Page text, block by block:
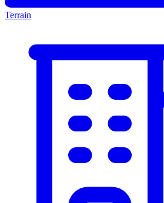
Terrain